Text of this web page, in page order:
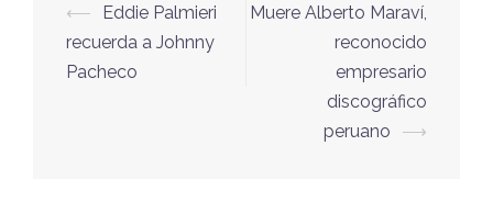
Navegación
de
entradas
⟵
Eddie Palmieri
recuerda a Johnny
Pacheco
Muere Alberto Maraví,
reconocido
empresario
discográfico
peruano
⟶